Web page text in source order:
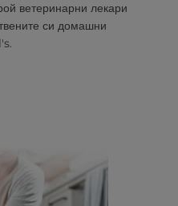
ветеринарни лекари
си домашни